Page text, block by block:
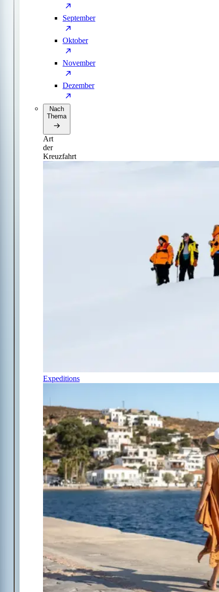
September
Oktober
November
Dezember
Nach
Thema
Art
der
Kreuzfahrt
Expeditions